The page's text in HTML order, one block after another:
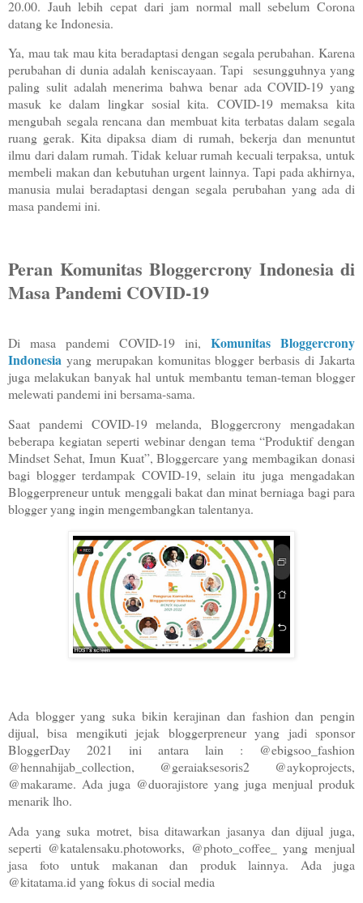
20.00. Jauh lebih cepat dari jam normal mall sebelum Corona
datang ke Indonesia.
Ya, mau tak mau kita beradaptasi dengan segala perubahan. Karena
perubahan di dunia adalah keniscayaan. Tapi sesungguhnya yang
paling sulit adalah menerima bahwa benar ada COVID-19 yang
masuk ke dalam lingkar sosial kita. COVID-19 memaksa kita
mengubah segala rencana dan membuat kita terbatas dalam segala
ruang gerak. Kita dipaksa diam di rumah, bekerja dan menuntut
ilmu dari dalam rumah. Tidak keluar rumah kecuali terpaksa, untuk
membeli makan dan kebutuhan urgent lainnya. Tapi pada akhirnya,
manusia mulai beradaptasi dengan segala perubahan yang ada di
masa pandemi ini.
Peran Komunitas Bloggercrony Indonesia di
Masa Pandemi COVID-19
Di masa pandemi COVID-19 ini, Komunitas Bloggercrony
Indonesia yang merupakan komunitas blogger berbasis di Jakarta
juga melakukan banyak hal untuk membantu teman-teman blogger
melewati pandemi ini bersama-sama.
Saat pandemi COVID-19 melanda, Bloggercrony mengadakan
beberapa kegiatan seperti webinar dengan tema “Produktif dengan
Mindset Sehat, Imun Kuat”, Bloggercare yang membagikan donasi
bagi blogger terdampak COVID-19, selain itu juga mengadakan
Bloggerpreneur untuk menggali bakat dan minat berniaga bagi para
blogger yang ingin mengembangkan talentanya.
Ada blogger yang suka bikin kerajinan dan fashion dan pengin
dijual, bisa mengikuti jejak bloggerpreneur yang jadi sponsor
BloggerDay 2021 ini antara lain : @ebigsoo_fashion
@hennahijab_collection, @geraiaksesoris2 @aykoprojects,
@makarame. Ada juga @duorajistore yang juga menjual produk
menarik lho.
Ada yang suka motret, bisa ditawarkan jasanya dan dijual juga,
seperti @katalensaku.photoworks, @photo_coffee_ yang menjual
jasa foto untuk makanan dan produk lainnya. Ada juga
@kitatama.id yang fokus di social media